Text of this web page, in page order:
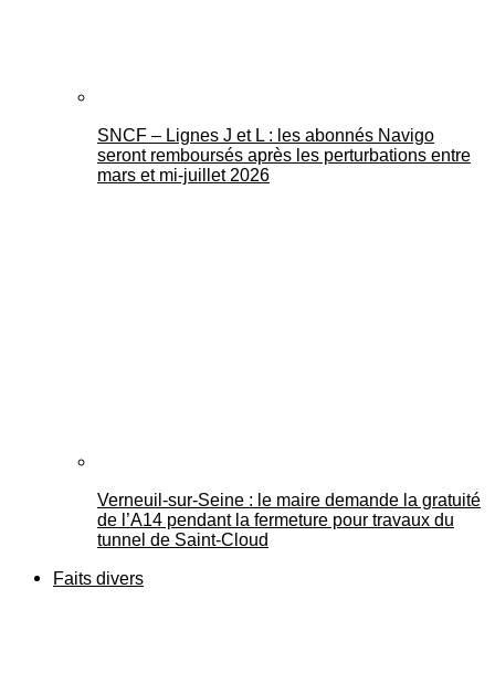
SNCF – Lignes J et L : les abonnés Navigo
seront remboursés après les perturbations entre
mars et mi-juillet 2026
Verneuil-sur-Seine : le maire demande la gratuité
de l’A14 pendant la fermeture pour travaux du
tunnel de Saint-Cloud
Faits divers